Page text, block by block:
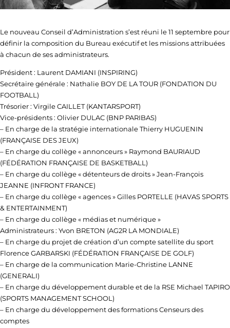
Le nouveau Conseil d’Administration s’est réuni le 11 septembre pour
définir la composition du Bureau exécutif et les missions attribuées
à chacun de ses administrateurs.
Président : Laurent DAMIANI (INSPIRING)
Secrétaire générale : Nathalie BOY DE LA TOUR (FONDATION DU
FOOTBALL)
Trésorier : Virgile CAILLET (KANTARSPORT)
Vice-présidents : Olivier DULAC (BNP PARIBAS)
– En charge de la stratégie internationale Thierry HUGUENIN
(FRANÇAISE DES JEUX)
– En charge du collège « annonceurs » Raymond BAURIAUD
(FÉDÉRATION FRANÇAISE DE BASKETBALL)
– En charge du collège « détenteurs de droits » Jean-François
JEANNE (INFRONT FRANCE)
– En charge du collège « agences » Gilles PORTELLE (HAVAS SPORTS
& ENTERTAINMENT)
– En charge du collège « médias et numérique »
Administrateurs : Yvon BRETON (AG2R LA MONDIALE)
– En charge du projet de création d’un compte satellite du sport
Florence GARBARSKI (FÉDÉRATION FRANÇAISE DE GOLF)
– En charge de la communication Marie-Christine LANNE
(GENERALI)
– En charge du développement durable et de la RSE Michael TAPIRO
(SPORTS MANAGEMENT SCHOOL)
– En charge du développement des formations Censeurs des
comptes